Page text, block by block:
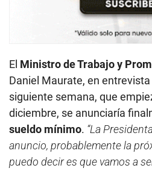
El Ministro de Trabajo y
Daniel Maurate, en entrevista
siguiente semana, que
diciembre, se anunciaría
sueldo mínimo. “La
anuncio, probablemente la
puedo decir es que vamos a